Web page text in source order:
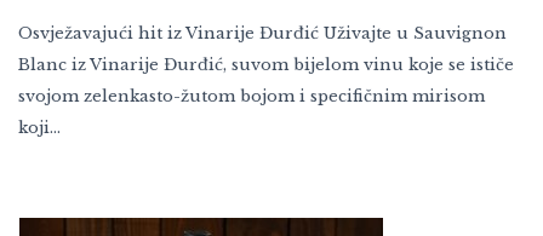
Osvježavajući hit iz Vinarije Đurđić Uživajte u Sauvignon
Blanc iz Vinarije Đurđić, suvom bijelom vinu koje se ističe
svojom zelenkasto-žutom bojom i specifičnim mirisom
koji…